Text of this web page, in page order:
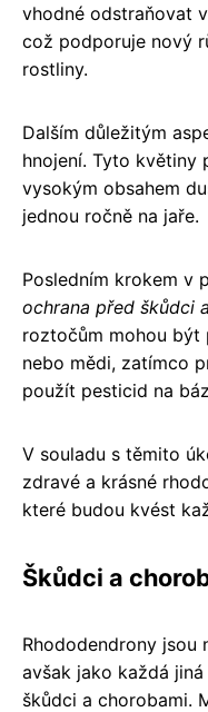
vhodné odstraňovat
což podporuje nový
rostliny.
Dalším důležitým
hnojení. Tyto květiny
vysokým obsahem
jednou ročně na jaře.
Posledním krokem v
ochrana před škůdci
roztočům mohou
nebo mědi, zatímco
použít pesticid na
V souladu s těmito
zdravé a krásné
které budou kvést
Škůdci a
Rhododendrony jsou
avšak jako každá
škůdci a chorobami.